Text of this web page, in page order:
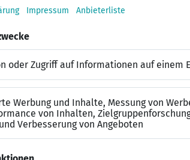
hat einen echten Impact und trägt
einem internationalen Team aus 48
auf eine faire Bezahlung nach Tarif
zukunftsweisend und begeistern,